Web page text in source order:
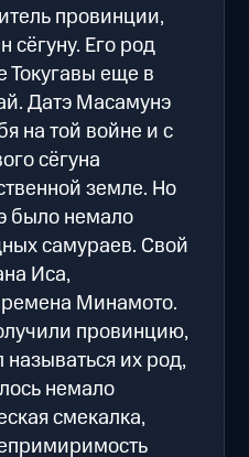
провинции,
сёгуну. Его род
Токугавы еще в
Датэ Масамунэ
на той войне и с
сёгуна
земле. Но
было немало
самураев. Свой
Иса,
Минамото.
провинцию,
называться их род,
немало
смекалка,